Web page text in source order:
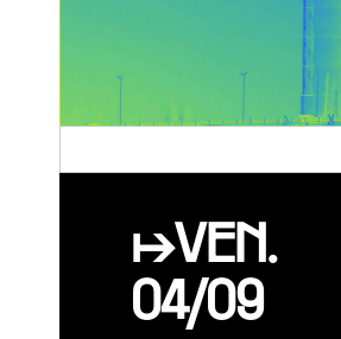
↦VEN.
04/09